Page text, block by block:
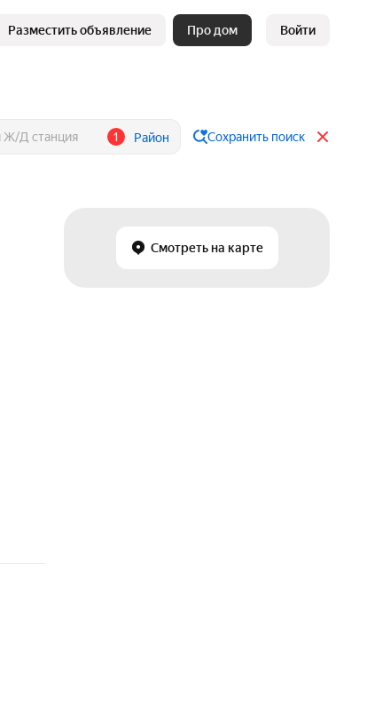
Разместить объявление Про дом Войти
1 Район Сохранить поиск
Смотреть на карте